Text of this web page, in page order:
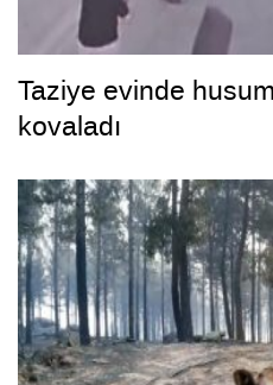
Taziye evinde
kovaladı